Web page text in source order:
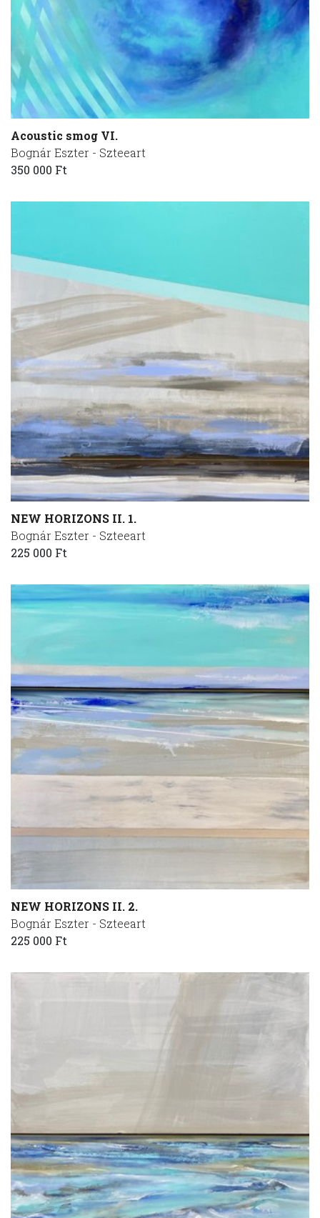
Acoustic smog VI.
Bognár Eszter - Szteeart
350 000 Ft
NEW HORIZONS II. 1.
Bognár Eszter - Szteeart
225 000 Ft
NEW HORIZONS II. 2.
Bognár Eszter - Szteeart
225 000 Ft